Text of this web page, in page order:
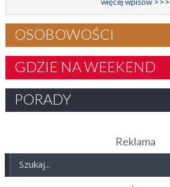
więcej wpisów >>>
OSOBOWOŚCI
GDZIE NA WEEKEND
PORADY
Reklama